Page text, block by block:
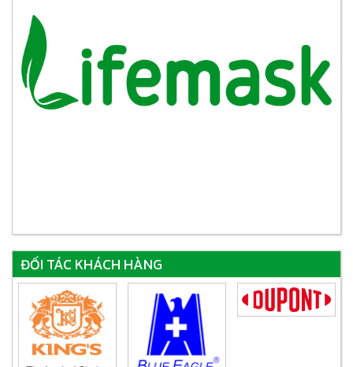
ĐỐI TÁC KHÁCH HÀNG